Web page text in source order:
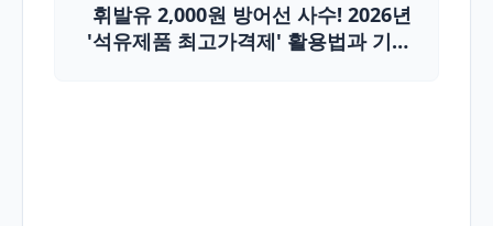
휘발유 2,000원 방어선 사수! 2026년
'석유제품 최고가격제' 활용법과 기름